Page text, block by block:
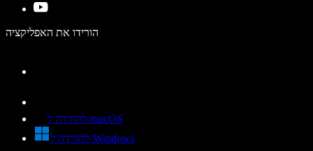
הורידו את האפליקציה
להורדה ל-macOS
להורדה ל-Windows